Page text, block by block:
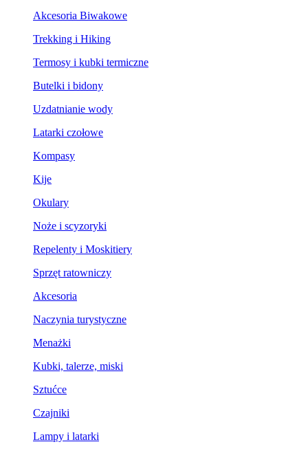
Akcesoria Biwakowe
Trekking i Hiking
Termosy i kubki termiczne
Butelki i bidony
Uzdatnianie wody
Latarki czołowe
Kompasy
Kije
Okulary
Noże i scyzoryki
Repelenty i Moskitiery
Sprzęt ratowniczy
Akcesoria
Naczynia turystyczne
Menażki
Kubki, talerze, miski
Sztućce
Czajniki
Lampy i latarki